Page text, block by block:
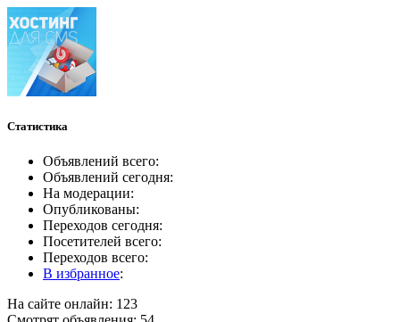
Статистика
Объявлений всего:
Объявлений сегодня:
На модерации:
Опубликованы:
Переходов сегодня:
Посетителей всего:
Переходов всего:
В избранное:
На сайте онлайн: 123